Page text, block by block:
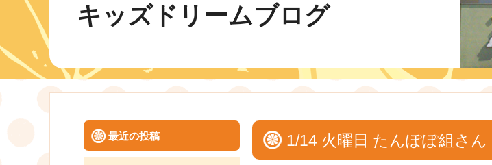
キッズドリームブログ
最近の投稿 1/14 火曜日 たんぽぽ組さん